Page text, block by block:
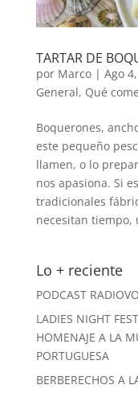
TARTAR DE
por Marco| Ago
General, Qué
Boquerones,
este pequeño
llamen, o lo
nos apasiona. Si
tradicionales
necesitan tiempo,
Lo + reciente
PODCAST
LADIES NIGHT
HOMENAJE A LA
PORTUGUESA
BERBERECHOS A